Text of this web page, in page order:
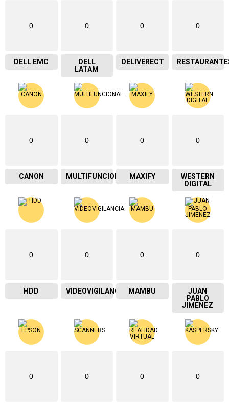
0
DELL EMC
0
DELL
LATAM
0
DELIVERECT
0
0
CANON
0
MULTIFUNCIONAL
0
MAXIFY
0
WESTERN
DIGITAL
0
HDD
0
VIDEOVIGILANCIA
0
MAMBU
0
JUAN
PABLO
JIMENEZ
0 0 0 0